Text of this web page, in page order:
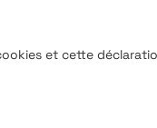
et cette